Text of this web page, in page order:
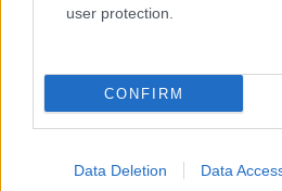
user protection.
CONFIRM
Data Deletion Data
▶